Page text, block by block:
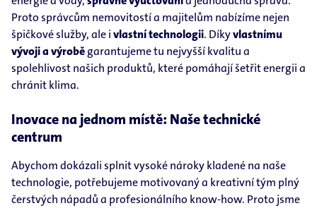
Proto správcům nemovitostí a majitelům nabízíme nejen
špičkové služby, ale ivlastní technologii. Díkyvlastnímu
vývoji a výroběgarantujeme tu nejvyšší kvalitu a
spolehlivost našich produktů, které pomáhají šetřit energii a
chránit klima.
Inovace na jednom místě: Naše technické
centrum
Abychom dokázali splnit vysoké nároky kladené na naše
technologie, potřebujeme motivovaný a kreativní tým plný
čerstvých nápadů a profesionálního know-how. Proto jsme